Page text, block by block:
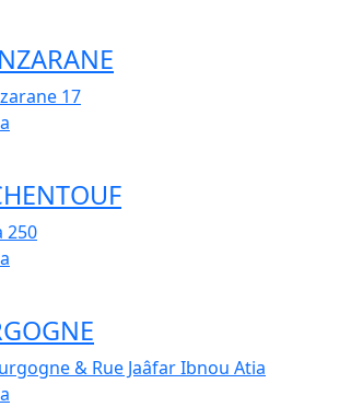
17
250
& Rue Jaâfar Ibnou Atia